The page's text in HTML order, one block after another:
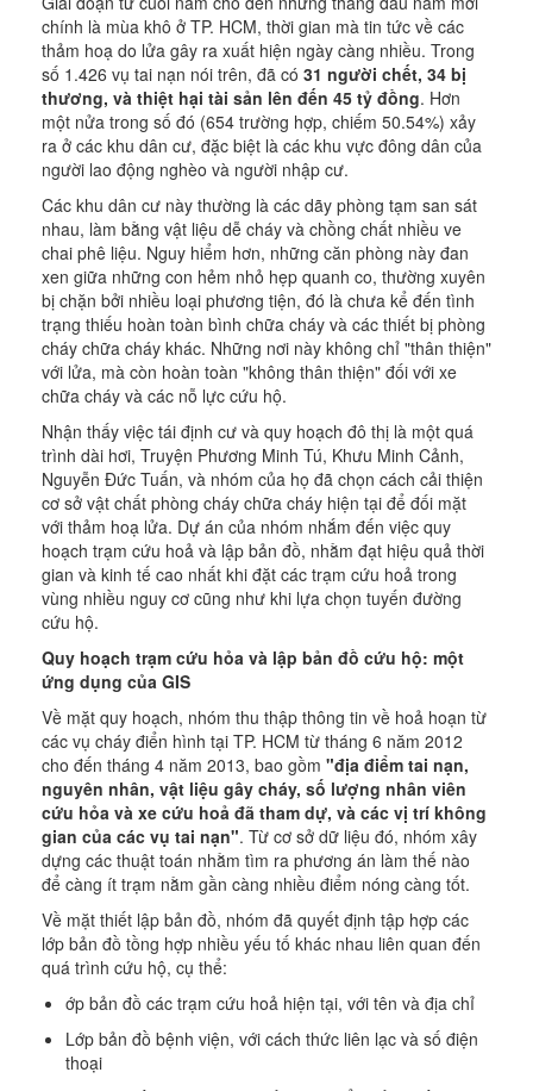
chính là mùa khô ở TP. HCM, thời gian mà tin tức về các
thảm hoạ do lửa gây ra xuất hiện ngày càng nhiều. Trong
số 1.426 vụ tai nạn nói trên, đã có 31 người chết, 34 bị
thương, và thiệt hại tài sản lên đến 45 tỷ đồng. Hơn
một nửa trong số đó (654 trường hợp, chiếm 50.54%) xảy
ra ở các khu dân cư, đặc biệt là các khu vực đông dân của
người lao động nghèo và người nhập cư.
Các khu dân cư này thường là các dãy phòng tạm san sát
nhau, làm bằng vật liệu dễ cháy và chồng chất nhiều ve
chai phê liệu. Nguy hiểm hơn, những căn phòng này đan
xen giữa những con hẻm nhỏ hẹp quanh co, thường xuyên
bị chặn bởi nhiều loại phương tiện, đó là chưa kể đến tình
trạng thiếu hoàn toàn bình chữa cháy và các thiết bị phòng
cháy chữa cháy khác. Những nơi này không chỉ "thân thiện"
với lửa, mà còn hoàn toàn "không thân thiện" đối với xe
chữa cháy và các nỗ lực cứu hộ.
Nhận thấy việc tái định cư và quy hoạch đô thị là một quá
trình dài hơi, Truyện Phương Minh Tú, Khưu Minh Cảnh,
Nguyễn Đức Tuấn, và nhóm của họ đã chọn cách cải thiện
cơ sở vật chất phòng cháy chữa cháy hiện tại để đối mặt
với thảm hoạ lửa. Dự án của nhóm nhắm đến việc quy
hoạch trạm cứu hoả và lập bản đồ, nhằm đạt hiệu quả thời
gian và kinh tế cao nhất khi đặt các trạm cứu hoả trong
vùng nhiều nguy cơ cũng như khi lựa chọn tuyến đường
cứu hộ.
Quy hoạch trạm cứu hỏa và lập bản đồ cứu hộ: một
ứng dụng của GIS
Về mặt quy hoạch, nhóm thu thập thông tin về hoả hoạn từ
các vụ cháy điển hình tại TP. HCM từ tháng 6 năm 2012
cho đến tháng 4 năm 2013, bao gồm "địa điểm tai nạn,
nguyên nhân, vật liệu gây cháy, số lượng nhân viên
cứu hỏa và xe cứu hoả đã tham dự, và các vị trí không
gian của các vụ tai nạn". Từ cơ sở dữ liệu đó, nhóm xây
dựng các thuật toán nhằm tìm ra phương án làm thế nào
để càng ít trạm nằm gần càng nhiều điểm nóng càng tốt.
Về mặt thiết lập bản đồ, nhóm đã quyết định tập hợp các
lớp bản đồ tồng hợp nhiều yếu tố khác nhau liên quan đến
quá trình cứu hộ, cụ thể:
ớp bản đồ các trạm cứu hoả hiện tại, với tên và địa chỉ
Lớp bản đồ bệnh viện, với cách thức liên lạc và số điện
thoại